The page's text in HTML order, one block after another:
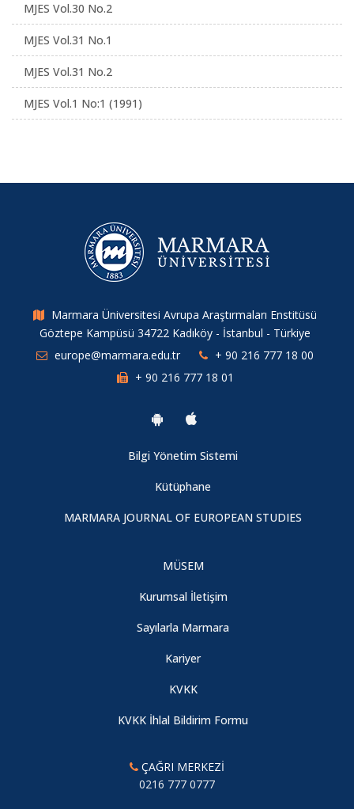
MJES Vol.30 No.2
MJES Vol.31 No.1
MJES Vol.31 No.2
MJES Vol.1 No:1 (1991)
Marmara Üniversitesi Avrupa Araştırmaları Enstitüsü
Göztepe Kampüsü 34722 Kadıköy - İstanbul - Türkiye
europe@marmara.edu.tr
+ 90 216 777 18 00
+ 90 216 777 18 01
Bilgi Yönetim Sistemi
Kütüphane
MARMARA JOURNAL OF EUROPEAN STUDIES
MÜSEM
Kurumsal İletişim
Sayılarla Marmara
Kariyer
KVKK
KVKK İhlal Bildirim Formu
ÇAĞRI MERKEZİ
0216 777 0777